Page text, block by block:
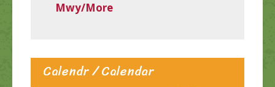
Mwy/More
Calendr / Calendar